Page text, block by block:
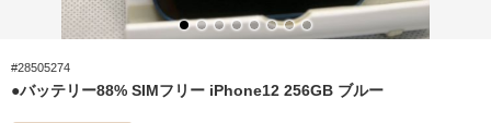
#28505274
●バッテリー88% SIMフリー iPhone12 256GB ブルー